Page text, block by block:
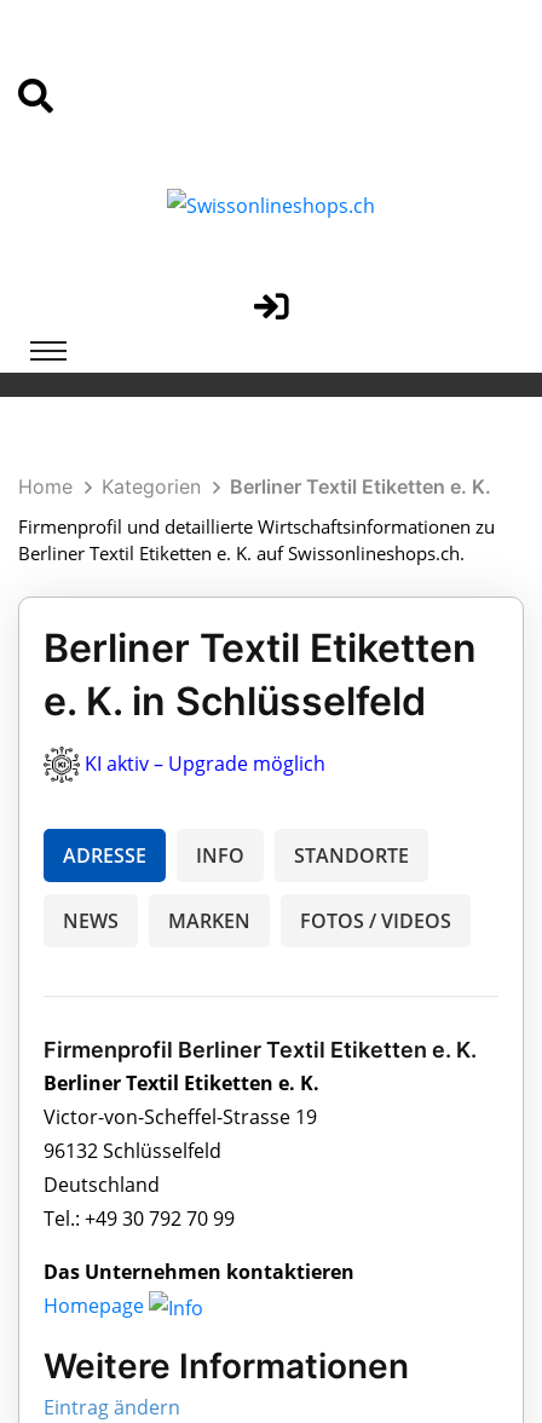
Home Kategorien
Berliner Textil Etiketten e. K.
Firmenprofil und detaillierte Wirtschaftsinformationen zu
Berliner Textil Etiketten e. K. auf Swissonlineshops.ch.
Berliner Textil Etiketten
e. K. in Schlüsselfeld
KI aktiv – Upgrade möglich
ADRESSE INFO STANDORTE
NEWS MARKEN FOTOS / VIDEOS
Firmenprofil Berliner Textil Etiketten e. K.
Berliner Textil Etiketten e. K.
Victor-von-Scheffel-Strasse 19
96132 Schlüsselfeld
Deutschland
Tel.: +49 30 792 70 99
Das Unternehmen kontaktieren
Homepage
Weitere Informationen
Eintrag ändern